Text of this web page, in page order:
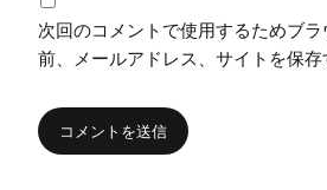
次回のコメントで使用するためブ
前、メールアドレス、サイトを保存